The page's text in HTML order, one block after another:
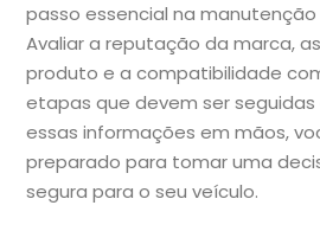
passo essencial na manutenção
Avaliar a reputação da marca,
produto e a compatibilidade
etapas que devem ser
essas informações em mãos,
preparado para tomar uma
segura para o seu veículo.